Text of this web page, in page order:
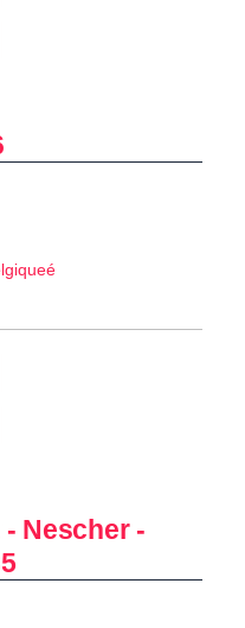
Nescher -